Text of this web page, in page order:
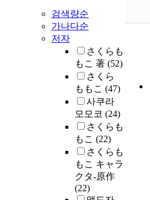
검색량순
가나다순
저자
さくらも
もこ 著 (52)
さくら
ももこ (47)
사쿠라
모모코 (24)
さくらも
もこ (22)
さくらも
もこ キャラ
クタ-原作
(22)